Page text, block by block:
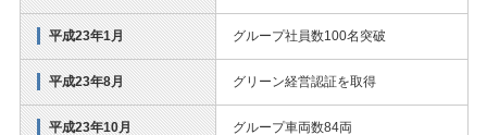
平成23年1月 グループ社員数100名突破
平成23年8月 グリーン経営認証を取得
平成23年10月 グループ車両数84両